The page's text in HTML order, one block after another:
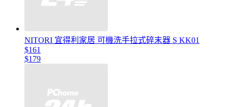
NITORI 宜得利家居 可機洗手拉式碎末器 S KK01
$161
$179